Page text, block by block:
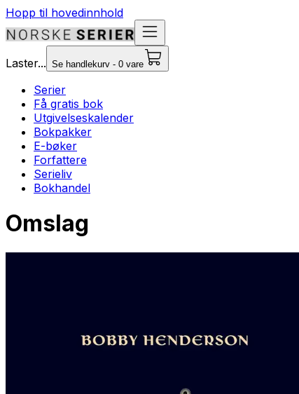
Hopp til hovedinnhold
Laster... Se handlekurv - 0 vare
Serier
Få gratis bok
Utgivelseskalender
Bokpakker
E-bøker
Forfattere
Serieliv
Bokhandel
Omslag